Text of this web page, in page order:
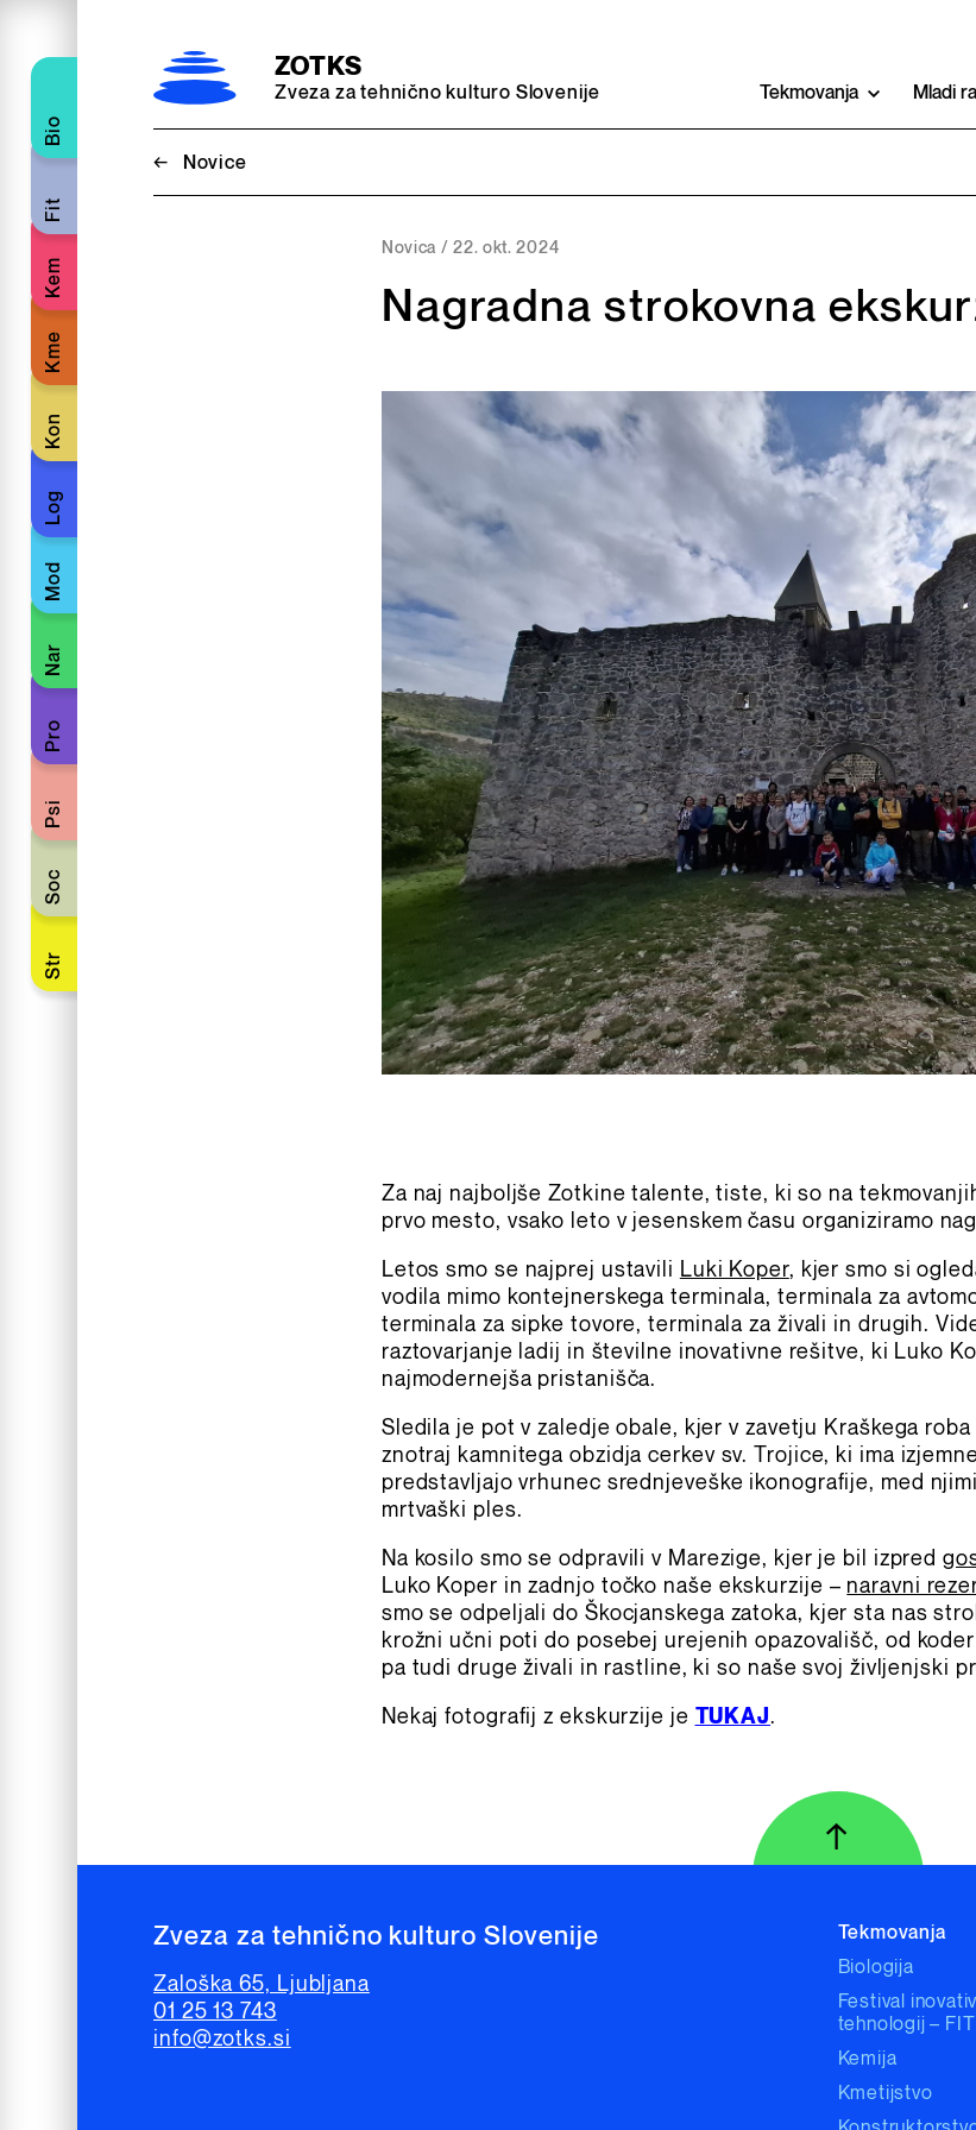
Bio
Fit
Kem
Kme
Kon
Log
Mod
Nar
Pro
Psi
Soc
Str
ZOTKS
Zveza za tehnično kulturo Slovenije Tekmovanja Mladi
← Novice
Novica /22. okt. 2024
Nagradna strokovna
Za naj najboljše Zotkine talente, tiste, ki so na
prvo mesto, vsako leto v jesenskem času organiziramo
Letos smo se najprej ustavili Luki Koper, kjer smo si
vodila mimo kontejnerskega terminala, terminala za
terminala za sipke tovore, terminala za živali in drugih.
raztovarjanje ladij in številne inovativne rešitve, ki Luko
najmodernejša pristanišča.
Sledila je pot v zaledje obale, kjer v zavetju Kraškega roba
znotraj kamnitega obzidja cerkev sv. Trojice, ki ima
predstavljajo vrhunec srednjeveške ikonografije, med
mrtvaški ples.
Na kosilo smo se odpravili v Marezige, kjer je bil izpred
Luko Koper in zadnjo točko naše ekskurzije – naravni
smo se odpeljali do Škocjanskega zatoka, kjer sta nas
krožni učni poti do posebej urejenih opazovališč, od
pa tudi druge živali in rastline, ki so naše svoj življenjski
Nekaj fotografij z ekskurzije je TUKAJ.
Na vrh strani
↑
Zveza za tehnično kulturo Slovenije
Zaloška 65, Ljubljana
01 25 13 743
info@zotks.si
Tekmovanja
Biologija
Festival
tehnologij – FIT
Kemija
Kmetijstvo